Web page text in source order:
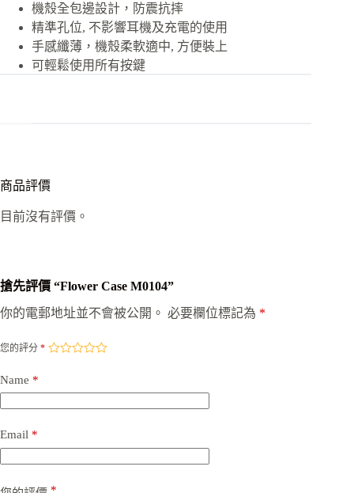
機殼全包邊設計，防震抗摔
精準孔位, 不影響耳機及充電的使用
手感纖薄，機殼柔軟適中, 方便裝上
可輕鬆使用所有按鍵
商品評價
目前沒有評價。
搶先評價 “Flower Case M0104”
你的電郵地址並不會被公開。 必要欄位標記為 *
您的評分 *
Name *
Email *
*